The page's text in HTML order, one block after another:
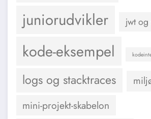
juniorudvikler jwt og
kode-eksempel
logs og stacktraces
mini-projekt-skabelon